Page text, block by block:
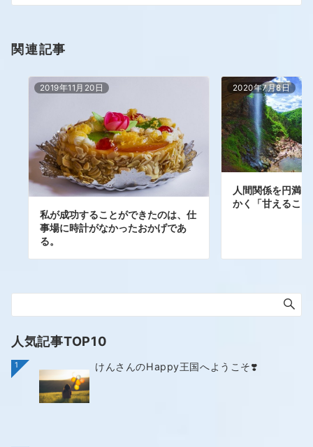
関連記事
2019年11月20日
私が成功することができたのは、仕
事場に時計がなかったおかげであ
る。
2020年7月8日
人間関係を円満
かく「甘えるこ
人気記事TOP10
1 けんさんのHappy王国へようこそ❣️